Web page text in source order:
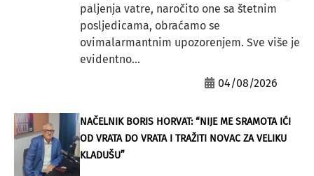
paljenja vatre, naročito one sa štetnim
posljedicama, obraćamo se
ovimalarmantnim upozorenjem. Sve više je
evidentno...
04/08/2026
NAČELNIK BORIS HORVAT: “NIJE ME SRAMOTA IĆI
OD VRATA DO VRATA I TRAŽITI NOVAC ZA VELIKU
KLADUŠU”